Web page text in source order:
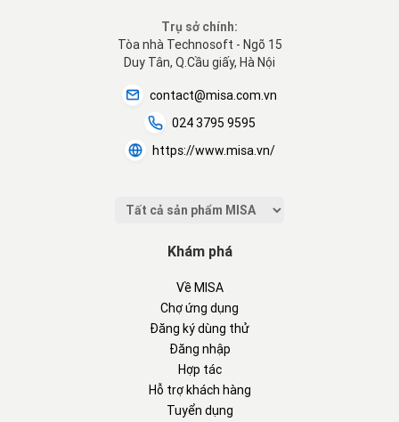
Trụ sở chính:
Tòa nhà Technosoft - Ngõ 15
Duy Tân, Q.Cầu giấy, Hà Nội
contact@misa.com.vn
024 3795 9595
https://www.misa.vn/
Khám phá
Về MISA
Chợ ứng dụng
Đăng ký dùng thử
Đăng nhập
Hợp tác
Hỗ trợ khách hàng
Tuyển dụng